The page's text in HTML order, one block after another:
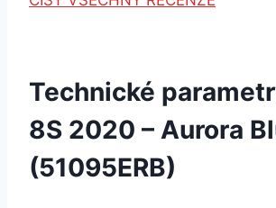
Technické
8S 2020 – Aurora
(51095ERB)